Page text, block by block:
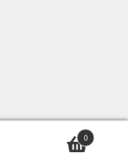
0